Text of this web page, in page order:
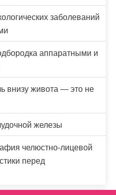
заболеваний
аппаратными и
внизу живота — это не
железы
челюстно-лицевой
перед